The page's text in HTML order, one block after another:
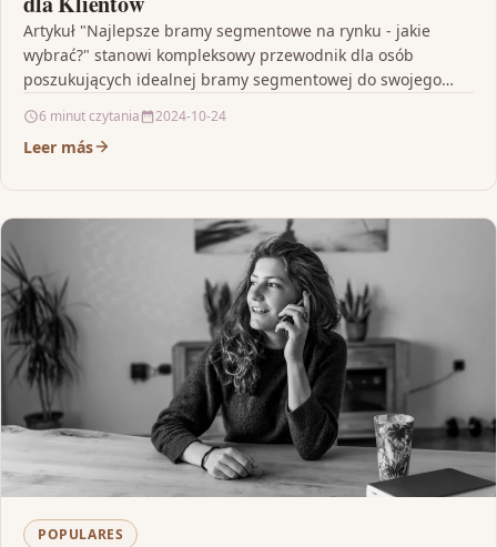
Artykuł "Najlepsze bramy segmentowe na rynku - jakie
wybrać?" stanowi kompleksowy przewodnik dla osób
poszukujących idealnej bramy segmentowej do swojego
6 minut czytania 2024-10-24
Leer más
POPULARES